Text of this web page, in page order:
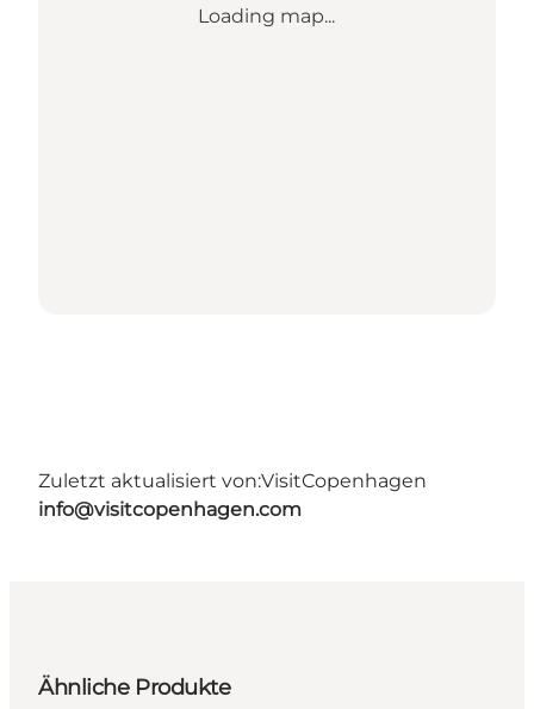
Loading map...
Zuletzt aktualisiert von:VisitCopenhagen
info@visitcopenhagen.com
Ähnliche Produkte